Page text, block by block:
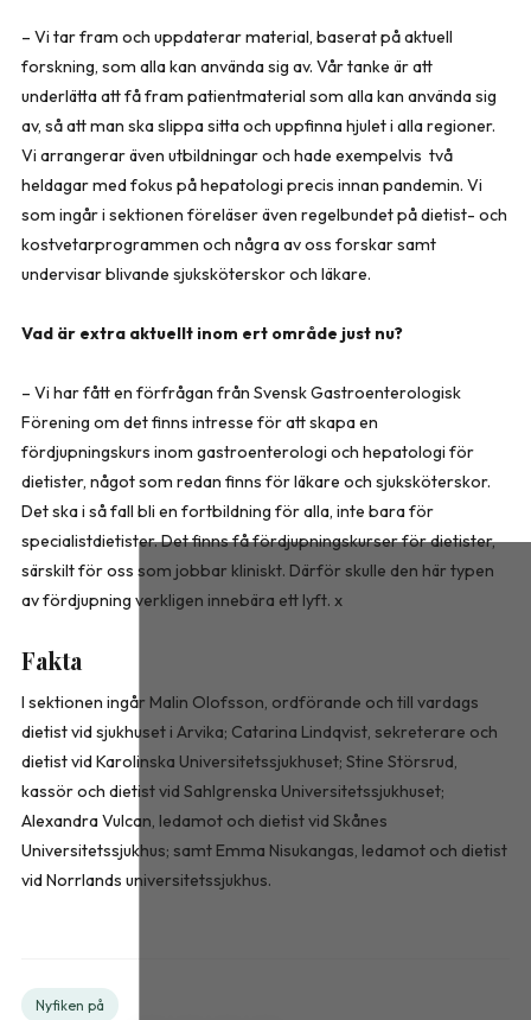
– Vi tar fram och uppdaterar material, baserat på aktuell
forskning, som alla kan använda sig av. Vår tanke är att
underlätta att få fram patientmaterial som alla kan använda sig
av, så att man ska slippa sitta och uppfinna hjulet i alla regioner.
Vi arrangerar även utbildningar och hade exempelvis två
heldagar med fokus på hepatologi precis innan pandemin. Vi
som ingår i sektionen föreläser även regelbundet på dietist- och
kostvetarprogrammen och några av oss forskar samt
undervisar blivande sjuksköterskor och läkare.
Vad är extra aktuellt inom ert område just nu?
– Vi har fått en förfrågan från Svensk Gastroenterologisk
Förening om det finns intresse för att skapa en
fördjupningskurs inom gastroenterologi och hepatologi för
dietister, något som redan finns för läkare och sjuksköterskor.
Det ska i så fall bli en fortbildning för alla, inte bara för
specialistdietister. Det finns få fördjupningskurser för dietister,
särskilt för oss som jobbar kliniskt. Därför skulle den här typen
av fördjupning verkligen innebära ett lyft. x
Fakta
I sektionen ingår Malin Olofsson, ordförande och till vardags
dietist vid sjukhuset i Arvika; Catarina Lindqvist, sekreterare och
dietist vid Karolinska Universitetssjukhuset; Stine Störsrud,
kassör och dietist vid Sahlgrenska Universitetssjukhuset;
Alexandra Vulcan, ledamot och dietist vid Skånes
Universitetssjukhus; samt Emma Nisukangas, ledamot och dietist
vid Norrlands universitetssjukhus.
Nyfiken på